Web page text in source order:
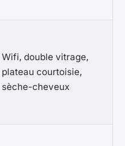
Wifi, double vitrage,
plateau courtoisie,
sèche-cheveux